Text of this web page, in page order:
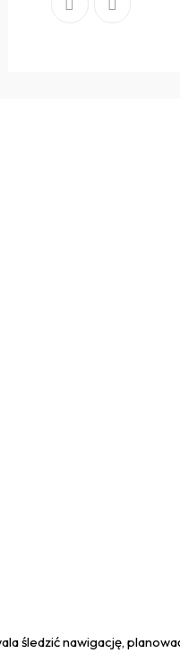
śledzić nawigację,